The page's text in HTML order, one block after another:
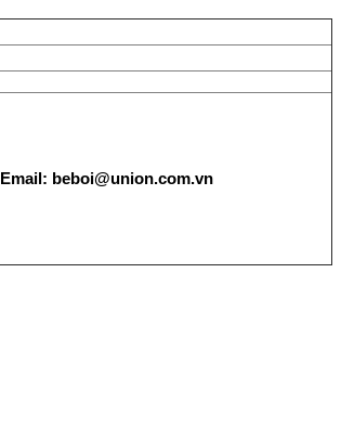
Email: beboi@union.com.vn